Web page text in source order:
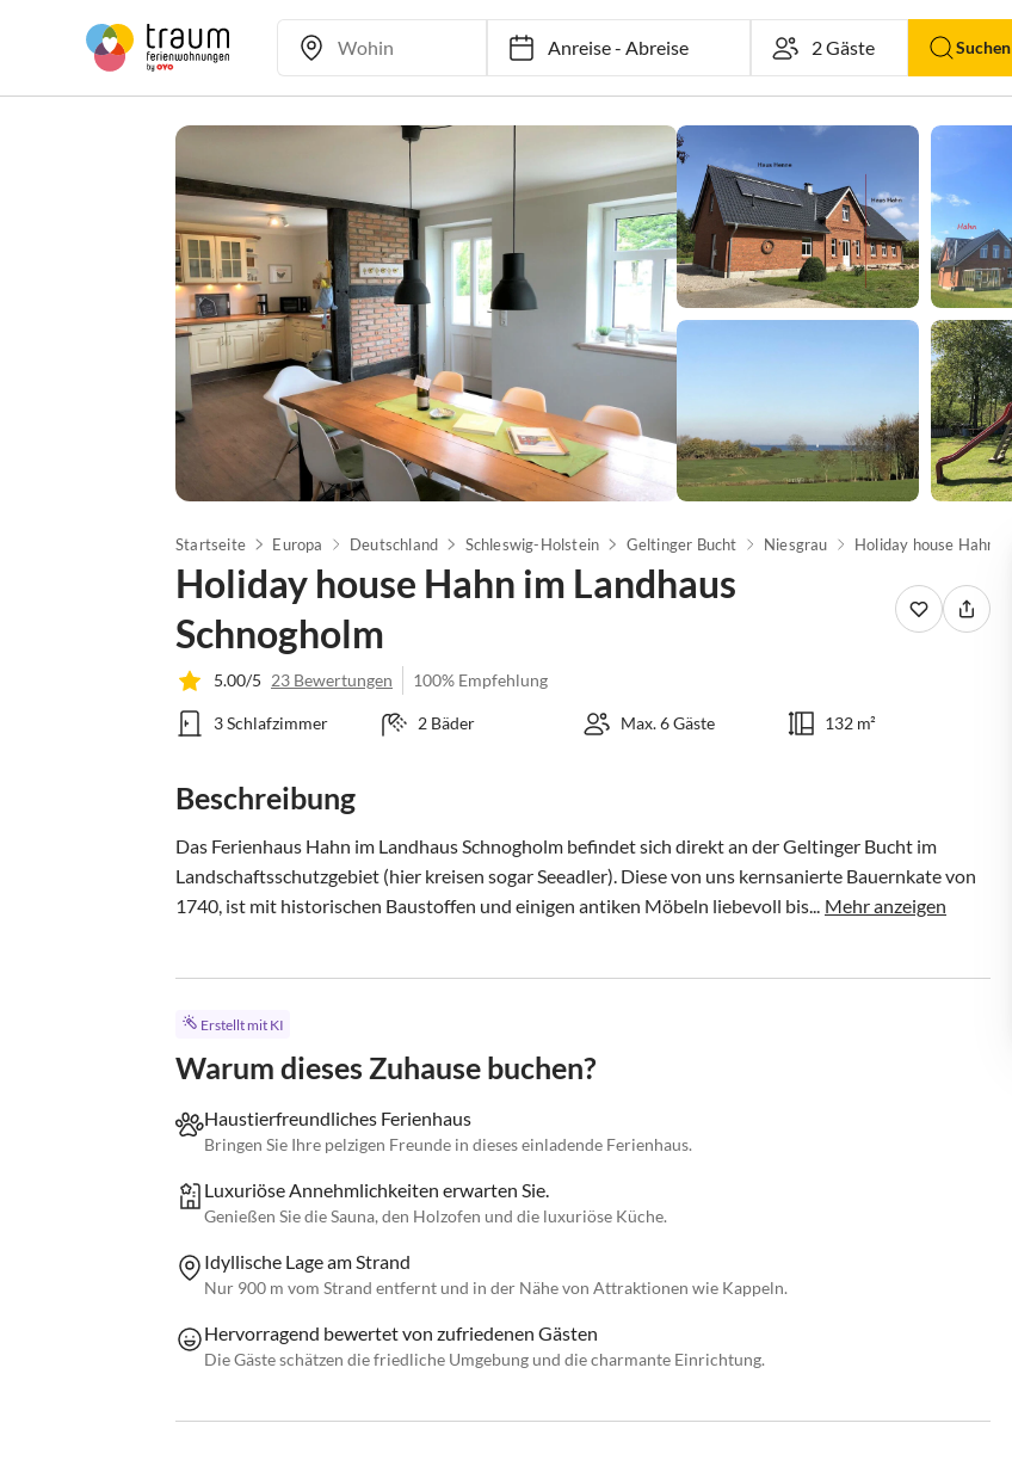
Anreise-Abreise Suchen
Startseite Europa Deutschland Schleswig-Holstein Geltinger Bucht Niesgrau
Holiday house Hahn im Landhaus
Schnogholm
5.00/5 23 Bewertungen 100% Empfehlung
3 Schlafzimmer 2 Bäder Max. 6 Gäste 132 m²
Beschreibung
Das Ferienhaus Hahn im Landhaus Schnogholm befindet sich direkt an der Geltinger Bucht im
Landschaftsschutzgebiet (hier kreisen sogar Seeadler). Diese von uns kernsanierte Bauernkate von
1740, ist mit historischen Baustoffen und einigen antiken Möbeln liebevoll bis... Mehr anzeigen
Erstellt mit KI
Warum dieses Zuhause buchen?
Haustierfreundliches Ferienhaus
Bringen Sie Ihre pelzigen Freunde in dieses einladende Ferienhaus.
Luxuriöse Annehmlichkeiten erwarten Sie.
Genießen Sie die Sauna, den Holzofen und die luxuriöse Küche.
Idyllische Lage am Strand
Nur 900 m vom Strand entfernt und in der Nähe von Attraktionen wie Kappeln.
Hervorragend bewertet von zufriedenen Gästen
Die Gäste schätzen die friedliche Umgebung und die charmante Einrichtung.